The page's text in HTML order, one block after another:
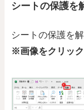
シートの保護を
シートの保護を
※画像をクリック